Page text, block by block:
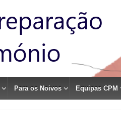
Para os Noivos Equipas CPM